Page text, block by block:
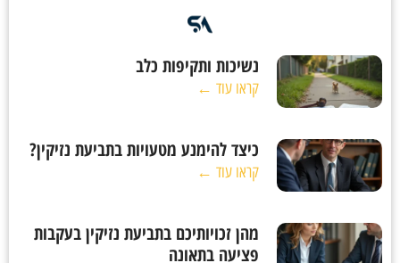
נשיכות ותקיפות כלב
קראו עוד ←
כיצד להימנע מטעויות בתביעת נזיקין?
קראו עוד ←
מהן זכויותיכם בתביעת נזיקין בעקבות
פציעה בתאונה